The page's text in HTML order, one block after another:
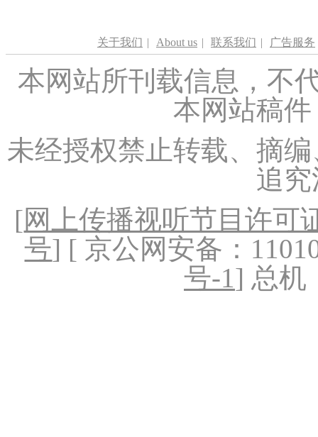
关于我们 | About us | 联系我们 | 广告服务
本网站所刊载信息，不
本网站稿
未经授权禁止转载、摘
追
[网上传播视听节目许可
号] [ 京公网安备：
号-1] 总机